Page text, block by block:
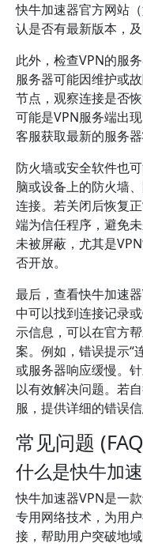
快牛加速器官方网站
认是否有最新版本，
此外，检查VPN的服
服务器可能因维护或
节点，观察连接是否
可能是VPN服务端出
客服获取最新的服务器
防火墙或安全软件也
脑或设备上的防火墙
连接。若关闭后恢复
端为信任程序，避免
未被屏蔽，尤其是
否开放。
最后，查看快牛加速
中可以找到连接记录
示信息，可以在官方
案。例如，错误提示“
或服务器响应缓慢。
以有效解决问题。若
服，提供详细的错误
常见问题
什么是快牛加
快牛加速器VPN是一
专用网络技术，为用
接，帮助用户突破地